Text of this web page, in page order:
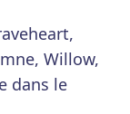
Willow,
dans le